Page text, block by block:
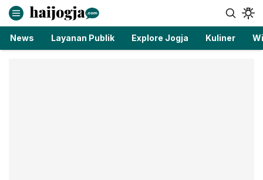
haijogja.com
Berita Jogja Terbaru dan Terkini
News Layanan Publik Explore Jogja Kuliner